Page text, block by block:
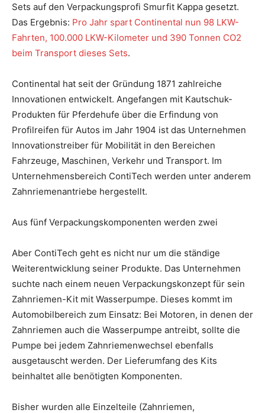
Sets auf den Verpackungsprofi Smurfit Kappa gesetzt.
Das Ergebnis: Pro Jahr spart Continental nun 98 LKW-
Fahrten, 100.000 LKW-Kilometer und 390 Tonnen CO2
beim Transport dieses Sets.
Continental hat seit der Gründung 1871 zahlreiche
Innovationen entwickelt. Angefangen mit Kautschuk-
Produkten für Pferdehufe über die Erfindung von
Profilreifen für Autos im Jahr 1904 ist das Unternehmen
Innovationstreiber für Mobilität in den Bereichen
Fahrzeuge, Maschinen, Verkehr und Transport. Im
Unternehmensbereich ContiTech werden unter anderem
Zahnriemenantriebe hergestellt.
Aus fünf Verpackungskomponenten werden zwei
Aber ContiTech geht es nicht nur um die ständige
Weiterentwicklung seiner Produkte. Das Unternehmen
suchte nach einem neuen Verpackungskonzept für sein
Zahnriemen-Kit mit Wasserpumpe. Dieses kommt im
Automobilbereich zum Einsatz: Bei Motoren, in denen der
Zahnriemen auch die Wasserpumpe antreibt, sollte die
Pumpe bei jedem Zahnriemenwechsel ebenfalls
ausgetauscht werden. Der Lieferumfang des Kits
beinhaltet alle benötigten Komponenten.
Bisher wurden alle Einzelteile (Zahnriemen,